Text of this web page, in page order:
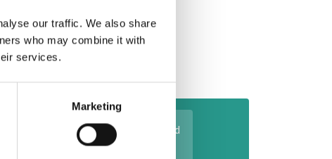
our traffic. We also share
who may combine it with
services.
Marketing
Familiebedrijven
Afspraak maken
Neem contact op voor een goed